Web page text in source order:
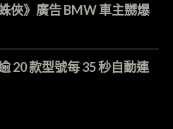
俠》廣告 BMW 車主嬲爆
20 款型號每 35 秒自動連